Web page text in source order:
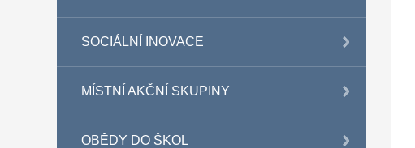
SOCIÁLNÍ INOVACE
MÍSTNÍ AKČNÍ SKUPINY
OBĚDY DO ŠKOL